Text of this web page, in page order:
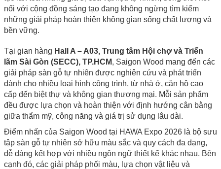
nối với cộng đồng sáng tạo đang không ngừng tìm kiếm
những giải pháp hoàn thiện không gian sống chất lượng và
bền vững.
Tại gian hàng Hall A – A03, Trung tâm Hội chợ và Triển
lãm Sài Gòn (SECC), TP.HCM, Saigon Wood mang đến các
giải pháp sàn gỗ tự nhiên được nghiên cứu và phát triển
dành cho nhiều loại hình công trình, từ nhà ở, căn hộ cao
cấp đến biệt thự và không gian thương mại. Mỗi sản phẩm
đều được lựa chọn và hoàn thiện với định hướng cân bằng
giữa thẩm mỹ, công năng và giá trị sử dụng lâu dài.
Điểm nhấn của Saigon Wood tại HAWA Expo 2026 là bộ sưu
tập sàn gỗ tự nhiên sở hữu màu sắc và quy cách đa dạng,
dễ dàng kết hợp với nhiều ngôn ngữ thiết kế khác nhau. Bên
cạnh đó, các giải pháp phối màu, lựa chọn vật liệu và